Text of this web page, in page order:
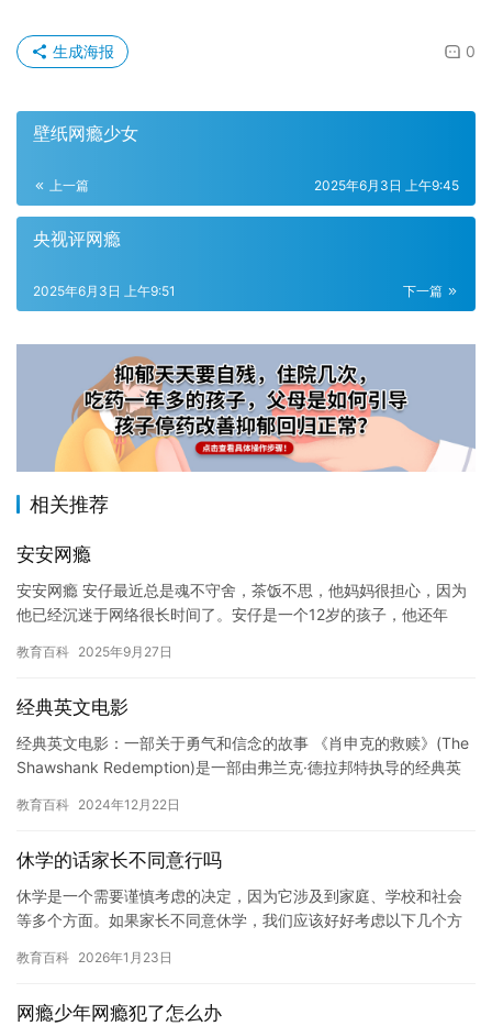
0
生成海报
壁纸网瘾少女
上一篇 2025年6月3日 上午9:45
央视评网瘾
下一篇
2025年6月3日 上午9:51
相关推荐
安安网瘾
安安网瘾 安仔最近总是魂不守舍，茶饭不思，他妈妈很担心，因为
他已经沉迷于网络很长时间了。安仔是一个12岁的孩子，他还年
他却…
教育百科 2025年9月27日
经典英文电影
经典英文电影：一部关于勇气和信念的故事 《肖申克的救赎》(The
Shawshank Redemption)是一部由弗兰克·德拉邦特执导的经典英
教育百科 2024年12月22日
休学的话家长不同意行吗
休学是一个需要谨慎考虑的决定，因为它涉及到家庭、学校和社会
等多个方面。如果家长不同意休学，我们应该好好考虑以下几个方
因、…
教育百科 2026年1月23日
网瘾少年网瘾犯了怎么办